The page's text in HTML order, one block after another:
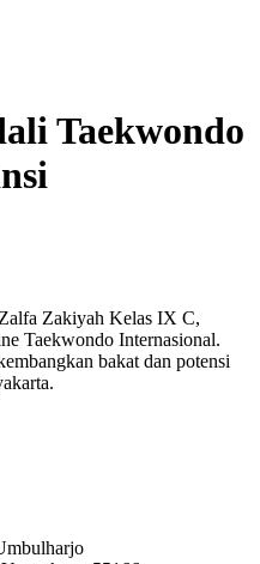
Taekwondo
Zakiyah Kelas IX C,
Taekwondo Internasional.
bakat dan potensi